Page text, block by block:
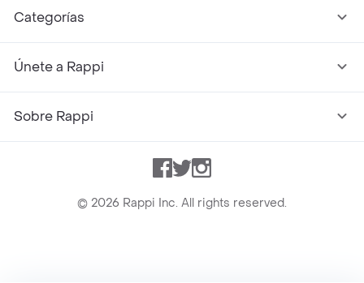
Categorías
Únete a Rappi
Sobre Rappi
Facebook
TwitterInstagram
© 2026 Rappi Inc. All rights reserved.